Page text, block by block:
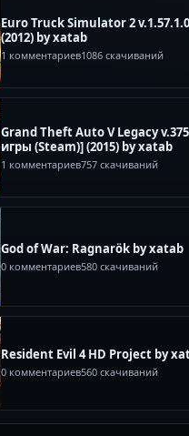
Euro Truck Simulator 2
(2012) by xatab
1 комментариев1086 скачиваний
Grand Theft Auto V Legacy
игры (Steam)] (2015) by xatab
1 комментариев757 скачиваний
God of War: Ragnarök by xatab
0 комментариев580 скачиваний
Resident Evil 4 HD Project by
0 комментариев560 скачиваний